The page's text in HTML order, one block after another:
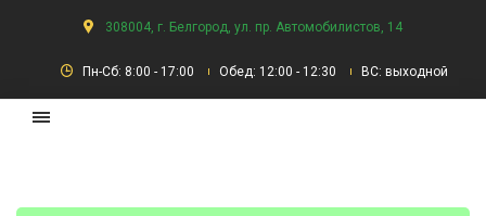
308004, г. Белгород, ул. пр. Автомобилистов, 14
Пн-Сб: 8:00 - 17:00 Обед: 12:00 - 12:30 ВС: выходной